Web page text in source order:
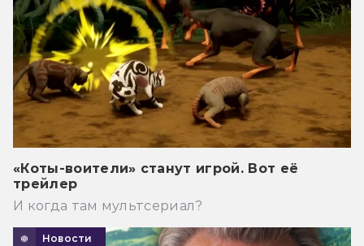
«Коты-воители» станут игрой. Вот её
трейлер
И когда там мультсериал?
Новости